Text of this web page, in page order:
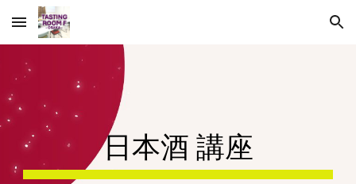
Skip to main content Skip to navigation
日本酒 講座